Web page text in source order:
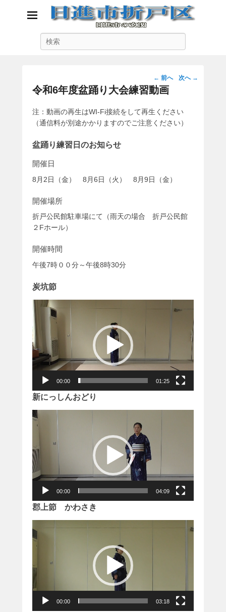
日進市折戸区
投
稿
ビ
ゲ
← 前へ 次へ →
令和6年度盆踊り大会練習動画
注：動画の再生はWI-Fi接続をして再生ください
（通信料が別途かかりますのでご注意ください）
盆踊り練習日のお知らせ
開催日
8月2日（金） 8月6日（火） 8月9日（金）
開催場所
折戸公民館駐車場にて（雨天の場合 折戸公民館
２Fホール）
開催時間
午後7時００分～午後8時30分
炭坑節
動
画
プ
レ
ー
ヤ
00:00 01:25
新にっしんおどり
動
画
レ
ー
ヤ
ー
00:00 04:09
郡上節 かわさき
画
プ
ー
ー
00:00 03:18